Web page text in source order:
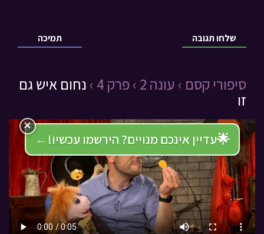
תמיכה שלחו תגובה
סיפורי קסם › עונה 2 › פרק 4 ›
נחום איש גם
זו
🌟עדיין אינכם מנויים? הירשמו עכשיו! ←
×